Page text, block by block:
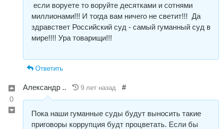
если воруете то воруйте десятками и сотнями
миллионами!!! И тогда вам ничего не светит!!! Да
здравствет Российский суд - самый гуманный суд в
мире!!!! Ура товарищи!!!
Ответить
0
Александр .. 9 лет назад #
Пока наши гуманные суды будут выносить такие
приговоры коррупция будт процветать. Если бы